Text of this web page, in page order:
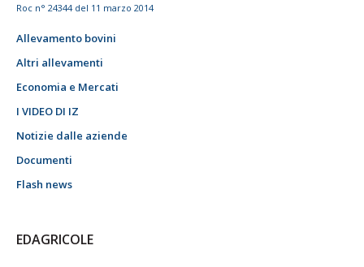
Roc n° 24344 del 11 marzo 2014
Allevamento bovini
Altri allevamenti
Economia e Mercati
I VIDEO DI IZ
Notizie dalle aziende
Documenti
Flash news
EDAGRICOLE